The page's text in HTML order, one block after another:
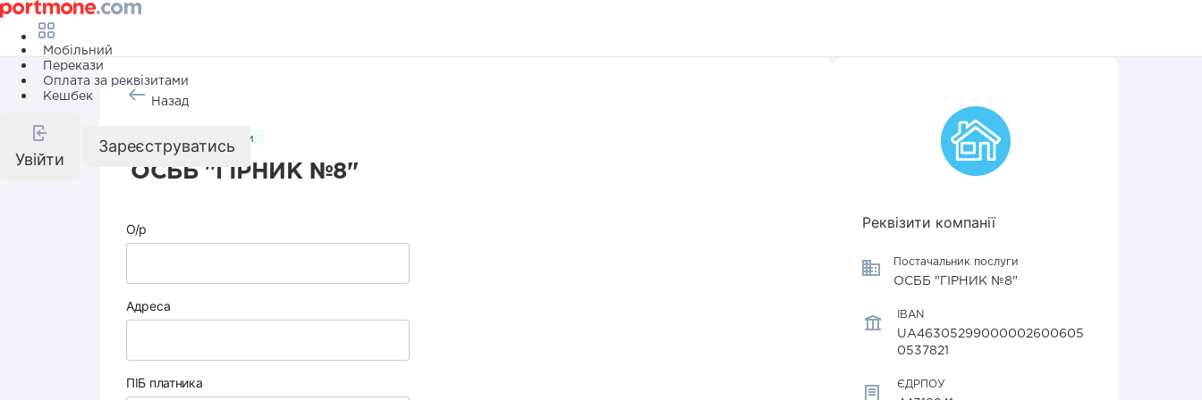
Мобільний
Перекази
Оплата за реквізитами
Кешбек
Увійти
Зареєструватись
Назад
Комунальні послуги
ОСББ "ГІРНИК №8"
О/р
Адреса
ПІБ платника
Реквізити компанії
Постачальник послуги
ОСББ "ГІРНИК №8"
IBAN
UA46305299000002600605
0537821
ЄДРПОУ